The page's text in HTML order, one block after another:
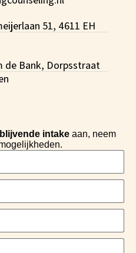
51, 4611 EH
de Bank, Dorpsstraat
intake aan, neem